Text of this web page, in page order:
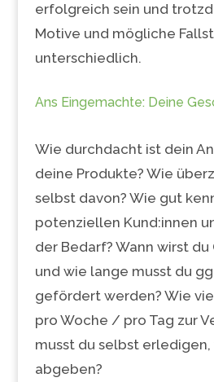
erfolgreich sein und
Motive und mögliche
unterschiedlich.
Ans Eingemachte: Deine
Wie durchdacht ist dein
deine Produkte? Wie
selbst davon? Wie gut
potenziellen Kund:innen
der Bedarf? Wann wirst
und wie lange musst du
gefördert werden? Wie
pro Woche / pro Tag zur
musst du selbst erledigen,
abgeben?